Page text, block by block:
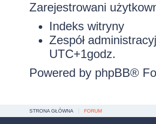
Zarejestrowani
Indeks witryny
Zespół
UTC+1godz.
Powered by phpBB®
STRONA GŁÓWNA FORUM